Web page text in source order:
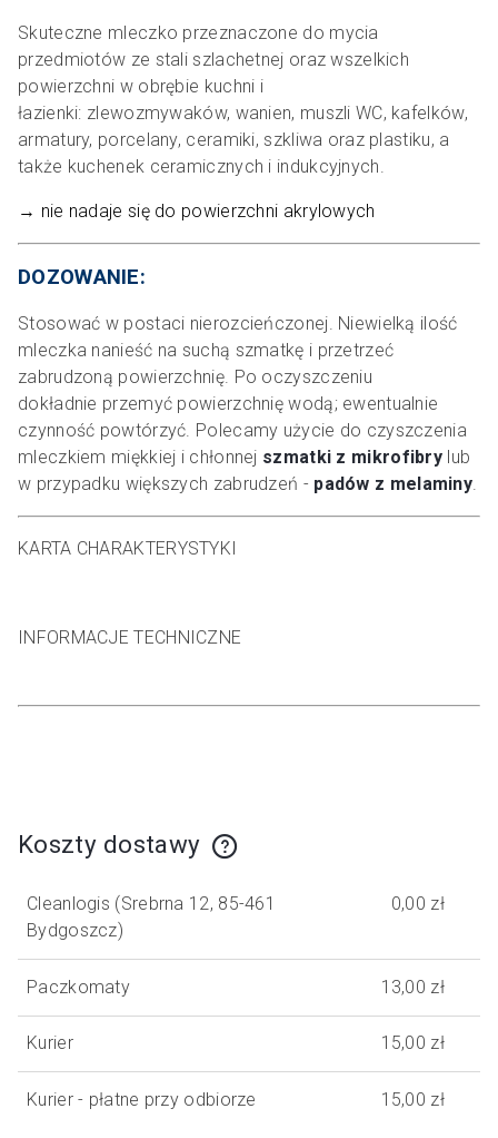
Skuteczne mleczko przeznaczone do mycia
przedmiotów ze stali szlachetnej oraz wszelkich
powierzchni w obrębie kuchni i
łazienki: zlewozmywaków, wanien, muszli WC, kafelków,
armatury, porcelany, ceramiki, szkliwa oraz plastiku, a
także kuchenek ceramicznych i indukcyjnych.
→ nie nadaje się do powierzchni akrylowych
DOZOWANIE:
Stosować w postaci nierozcieńczonej. Niewielką ilość
mleczka nanieść na suchą szmatkę i przetrzeć
zabrudzoną powierzchnię. Po oczyszczeniu
dokładnie przemyć powierzchnię wodą; ewentualnie
czynność powtórzyć. Polecamy użycie do czyszczenia
mleczkiem miękkiej i chłonnej szmatki z mikrofibry lub
w przypadku większych zabrudzeń - padów z melaminy.
KARTA CHARAKTERYSTYKI
INFORMACJE TECHNICZNE
Koszty dostawy
Cena nie zawiera ewentualnych kosztów płatności
Cleanlogis (Srebrna 12, 85-461
Bydgoszcz)
0,00 zł
Paczkomaty 13,00 zł
Kurier 15,00 zł
Kurier - płatne przy odbiorze 15,00 zł